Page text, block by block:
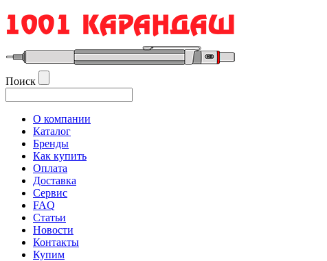
Поиск
О компании
Каталог
Бренды
Как купить
Оплата
Доставка
Сервис
FAQ
Статьи
Новости
Контакты
Купим